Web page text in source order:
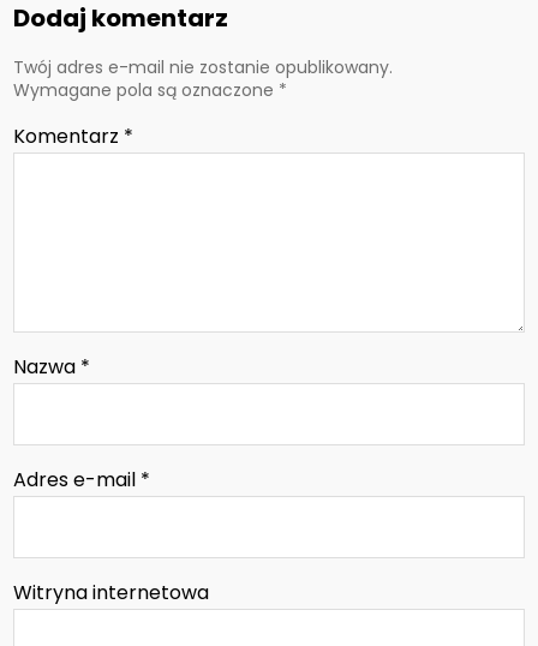
Dodaj komentarz
Twój adres e-mail nie zostanie opublikowany.
Wymagane pola są oznaczone *
Komentarz *
Nazwa *
Adres e-mail *
Witryna internetowa